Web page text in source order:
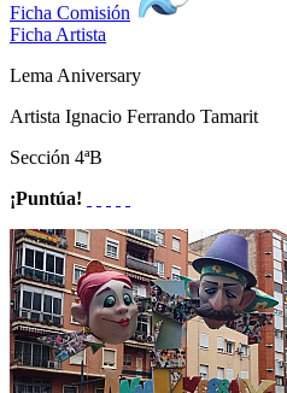
Ficha Comisión
Ficha Artista
Lema Aniversary
Artista Ignacio Ferrando Tamarit
Sección 4ªB
¡Puntúa!